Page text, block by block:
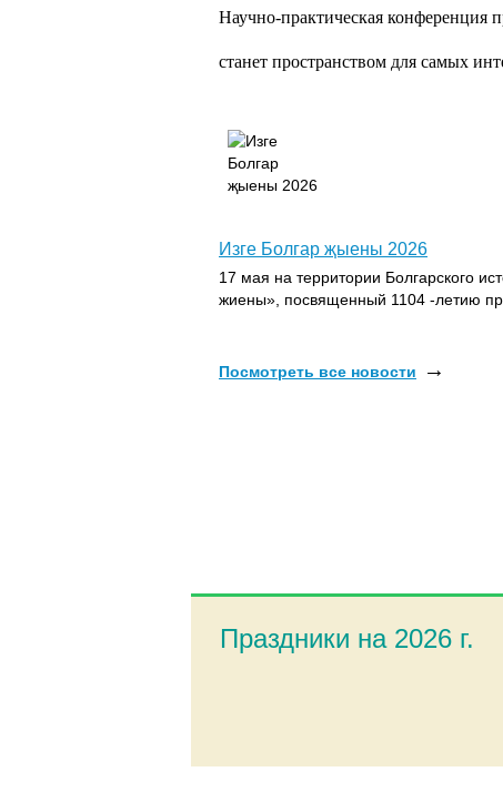
Научно-практическая конференция
станет пространством для самых
Изге Болгар җыены 2026
17 мая на территории Болгарского
жиены», посвященный 1104 -летию
Посмотреть все новости →
Праздники на 2026 г.